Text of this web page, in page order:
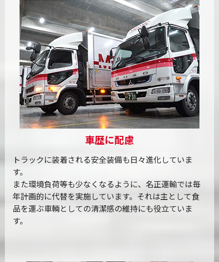
車歴に配慮
トラックに装着される安全装備も日々進化していま
す。
また環境負荷等も少なくなるように、名正運輸では毎
年計画的に代替を実施しています。それは主として食
品を運ぶ車輌としての清潔感の維持にも役立ていま
す。